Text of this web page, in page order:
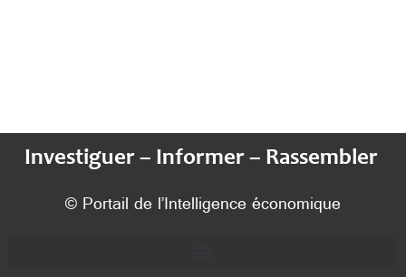
Investiguer – Informer – Rassembler
© Portail de l’Intelligence économique